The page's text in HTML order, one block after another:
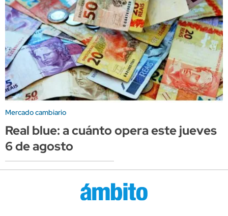
Mercado cambiario
Real blue: a cuánto opera este jueves
6 de agosto